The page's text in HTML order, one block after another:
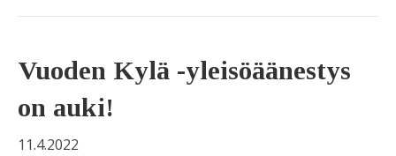
Vuoden Kylä -yleisöäänestys
on auki!
11.4.2022